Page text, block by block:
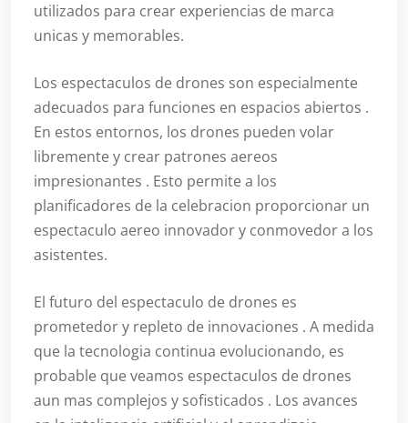
utilizados para crear experiencias de marca
unicas y memorables.
Los espectaculos de drones son especialmente
adecuados para funciones en espacios abiertos .
En estos entornos, los drones pueden volar
libremente y crear patrones aereos
impresionantes . Esto permite a los
planificadores de la celebracion proporcionar un
espectaculo aereo innovador y conmovedor a los
asistentes.
El futuro del espectaculo de drones es
prometedor y repleto de innovaciones . A medida
que la tecnologia continua evolucionando, es
probable que veamos espectaculos de drones
aun mas complejos y sofisticados . Los avances